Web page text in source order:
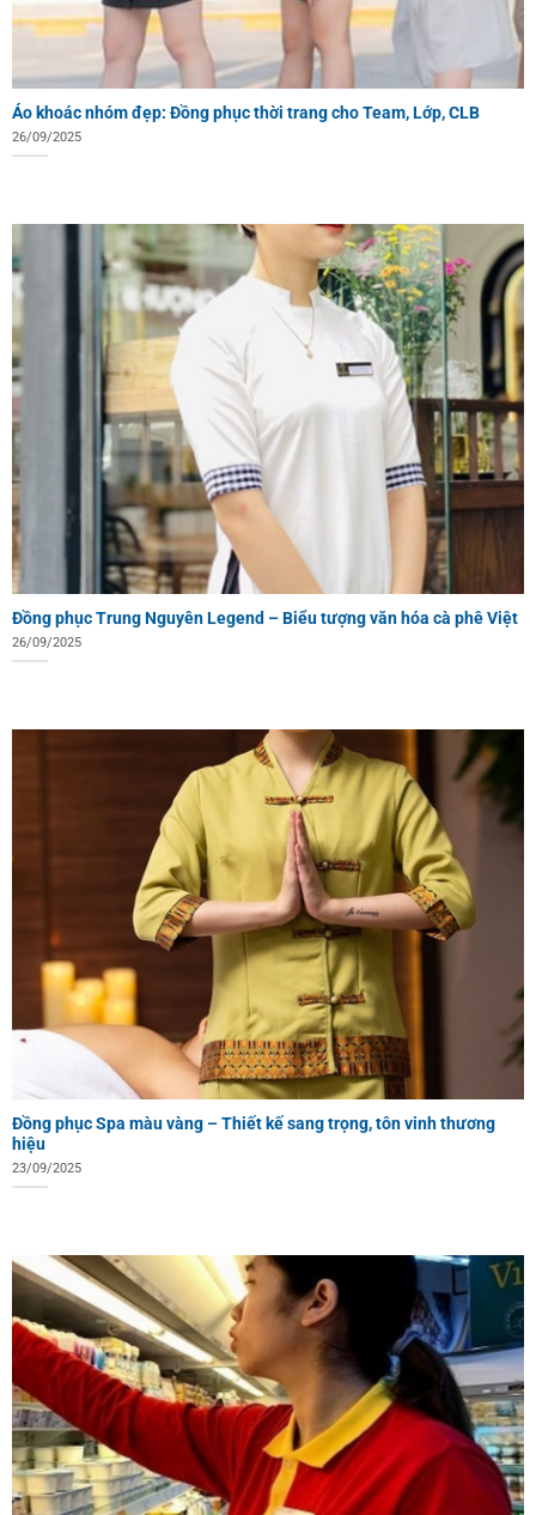
Áo khoác nhóm đẹp: Đồng phục thời trang cho Team, Lớp, CLB
26/09/2025
Đồng phục Trung Nguyên Legend – Biểu tượng văn hóa cà phê Việt
26/09/2025
Đồng phục Spa màu vàng – Thiết kế sang trọng, tôn vinh thương
hiệu
23/09/2025